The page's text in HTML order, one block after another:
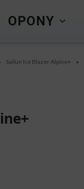
OPONY
Sailun Ice Blazer Alpine+ •